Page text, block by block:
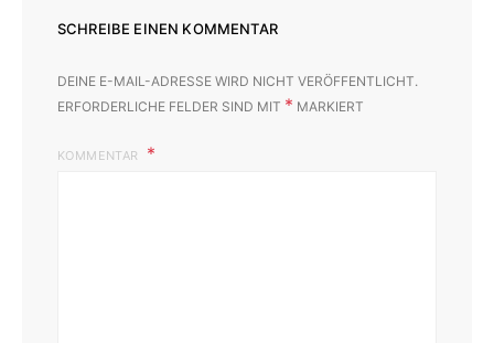
SCHREIBE EINEN KOMMENTAR
DEINE E-MAIL-ADRESSE WIRD NICHT VERÖFFENTLICHT.
ERFORDERLICHE FELDER SIND MIT * MARKIERT
KOMMENTAR